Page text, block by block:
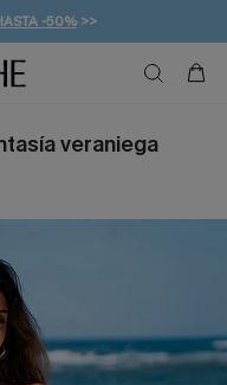
EN 2 VESTIDOS
-10% EXTRA!
DE 49 € >>
veraniega